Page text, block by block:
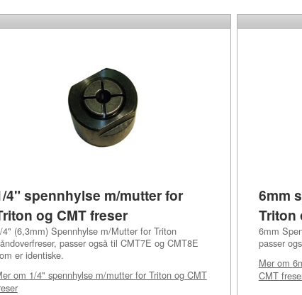
4" spennhylse m/mutter for
og CMT freser
4" (6,3mm) Spennhylse m/Mutter for Triton
passer også til CMT7E og CMT8E
er identiske.
om 1/4" spennhylse m/mutter for Triton og CMT
6mm
Triton
6mm
passer
Mer om
CMT